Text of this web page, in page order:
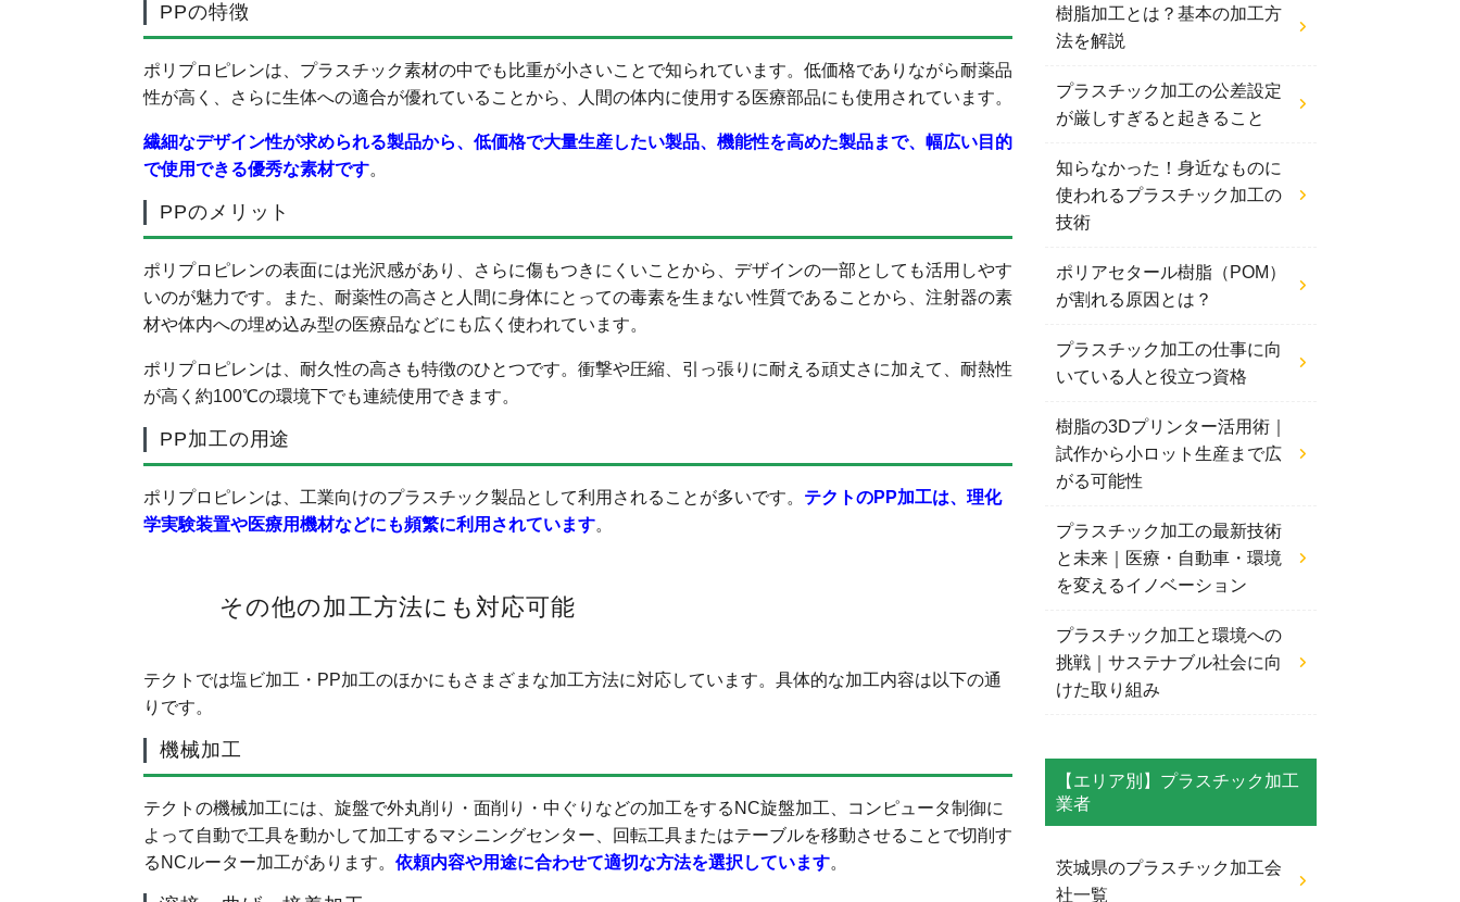
PPの特徴
ポリプロピレンは、プラスチック素材の中でも比重が小さいことで知られています。低価格でありながら耐薬品
性が高く、さらに生体への適合が優れていることから、人間の体内に使用する医療部品にも使用されています。
繊細なデザイン性が求められる製品から、低価格で大量生産したい製品、機能性を高めた製品まで、幅広い目的
で使用できる優秀な素材です。
PPのメリット
ポリプロピレンの表面には光沢感があり、さらに傷もつきにくいことから、デザインの一部としても活用しやす
いのが魅力です。また、耐薬性の高さと人間に身体にとっての毒素を生まない性質であることから、注射器の素
材や体内への埋め込み型の医療品などにも広く使われています。
ポリプロピレンは、耐久性の高さも特徴のひとつです。衝撃や圧縮、引っ張りに耐える頑丈さに加えて、耐熱性
が高く約100℃の環境下でも連続使用できます。
PP加工の用途
ポリプロピレンは、工業向けのプラスチック製品として利用されることが多いです。 テクトのPP加工は、理化
学実験装置や医療用機材などにも頻繁に利用されています。
その他の加工方法にも対応可能
テクトでは塩ビ加工・PP加工のほかにもさまざまな加工方法に対応しています。具体的な加工内容は以下の通
りです。
機械加工
テクトの機械加工には、旋盤で外丸削り・面削り・中ぐりなどの加工をするNC旋盤加工、コンピュータ制御に
よって自動で工具を動かして加工するマシニングセンター、回転工具またはテーブルを移動させることで切削す
るNCルーター加工があります。 依頼内容や用途に合わせて適切な方法を選択しています。
樹脂加工とは？基本の加工方
法を解説
プラスチック加工の公差設定
が厳しすぎると起きること
知らなかった！身近なものに
使われるプラスチック加工の
技術
ポリアセタール樹脂（POM）
が割れる原因とは？
プラスチック加工の仕事に向
いている人と役立つ資格
樹脂の3Dプリンター活用術｜
試作から小ロット生産まで広
がる可能性
プラスチック加工の最新技術
と未来｜医療・自動車・環境
を変えるイノベーション
プラスチック加工と環境への
挑戦｜サステナブル社会に向
けた取り組み
【エリア別】プラスチック加工
業者
茨城県のプラスチック加工会
社一覧